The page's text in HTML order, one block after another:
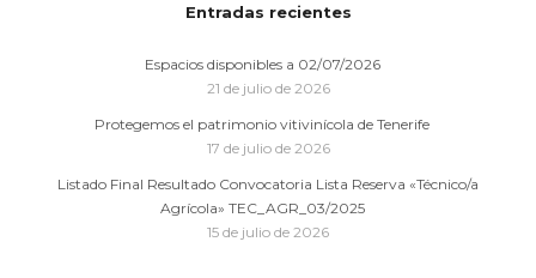
Entradas recientes
Espacios disponibles a 02/07/2026
21 de julio de 2026
Protegemos el patrimonio vitivinícola de Tenerife
17 de julio de 2026
Listado Final Resultado Convocatoria Lista Reserva «Técnico/a
Agrícola» TEC_AGR_03/2025
15 de julio de 2026